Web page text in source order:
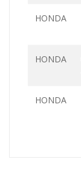
HONDA
HONDA
HONDA